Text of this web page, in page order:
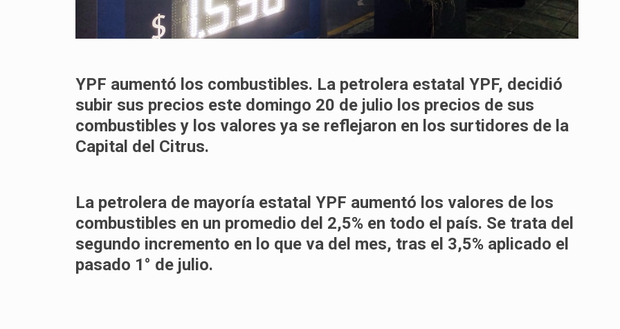
YPF aumentó los combustibles. La petrolera estatal YPF, decidió
subir sus precios este domingo 20 de julio los precios de sus
combustibles y los valores ya se reflejaron en los surtidores de la
Capital del Citrus.
La petrolera de mayoría estatal YPF aumentó los valores de los
combustibles en un promedio del 2,5% en todo el país. Se trata del
segundo incremento en lo que va del mes, tras el 3,5% aplicado el
pasado 1° de julio.